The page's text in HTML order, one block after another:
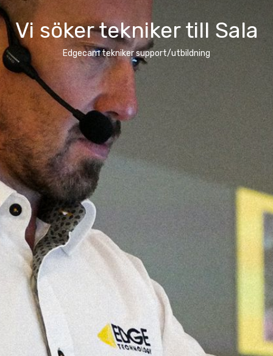
Vi söker tekniker till Sala
Edgecam tekniker support/utbildning